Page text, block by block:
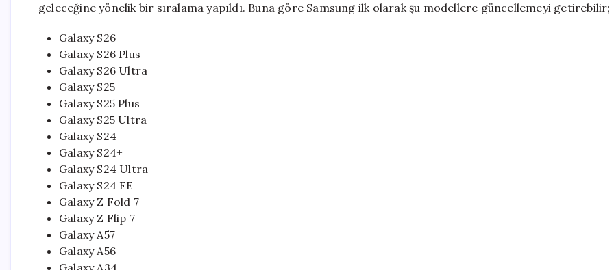
güncellemesini
geleceğine yönelik bir sıralama yapıldı. Buna göre Samsung ilk olarak şu modellere güncellemeyi getirebilir;
Galaxy S26
Galaxy S26 Plus
Galaxy S26 Ultra
Galaxy S25
Galaxy S25 Plus
Galaxy S25 Ultra
Galaxy S24
Galaxy S24+
Galaxy S24 Ultra
Galaxy S24 FE
Galaxy Z Fold 7
Galaxy Z Flip 7
Galaxy A57
Galaxy A56